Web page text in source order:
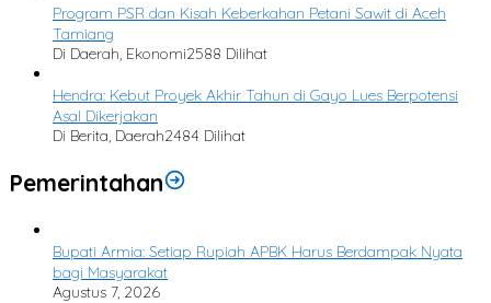
Program PSR dan Kisah Keberkahan Petani Sawit di Aceh
Tamiang
Di Daerah, Ekonomi2588 Dilihat
Hendra: Kebut Proyek Akhir Tahun di Gayo Lues Berpotensi
Asal Dikerjakan
Di Berita, Daerah2484 Dilihat
Pemerintahan
Bupati Armia: Setiap Rupiah APBK Harus Berdampak Nyata
bagi Masyarakat
Agustus 7, 2026